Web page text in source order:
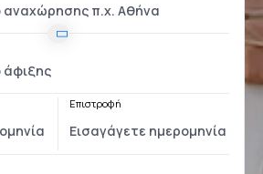
Επιστροφή